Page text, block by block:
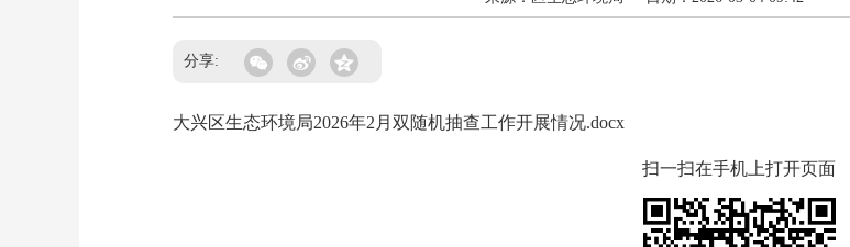
分享:
大兴区生态环境局2026年2月双随机抽查工作开展情况.docx
扫一扫在手机上打开页面